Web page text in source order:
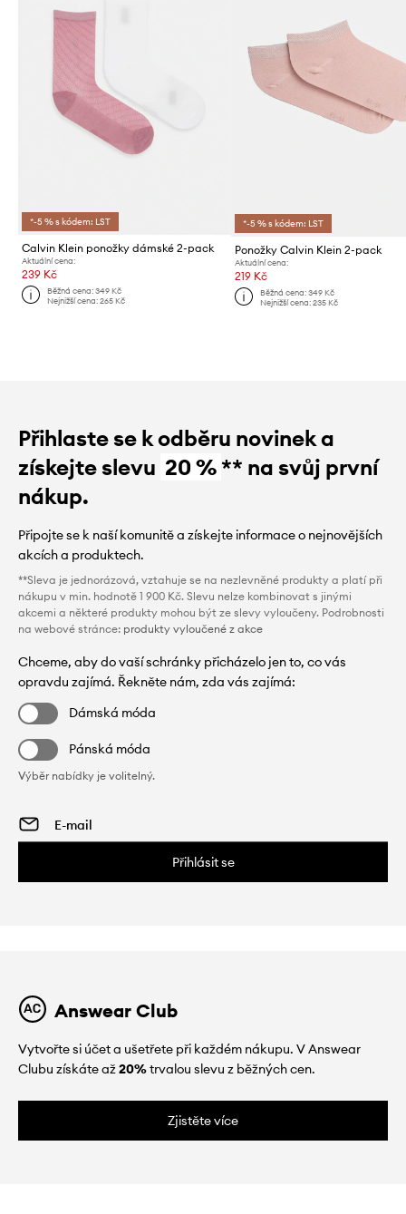
*-5 % s kódem: LST
Calvin Klein ponožky dámské 2-pack
Aktuální cena:
239 Kč
Běžná cena:349 Kč
Nejnižší cena:265 Kč
*-5 % s kódem: LST
Ponožky Calvin Klein 2-pack
Aktuální cena:
219 Kč
Běžná cena: 349 Kč
Nejnižší cena: 235 Kč
Přihlaste se k odběru novinek a
získejte slevu 20 %** na svůj první
nákup.
Připojte se k naší komunitě a získejte informace o nejnovějších
akcích a produktech.
**Sleva je jednorázová, vztahuje se na nezlevněné produkty a platí při
nákupu v min. hodnotě 1 900 Kč. Slevu nelze kombinovat s jinými
akcemi a některé produkty mohou být ze slevy vyloučeny. Podrobnosti
na webové stránce: produkty vyloučené z akce
Chceme, aby do vaší schránky přicházelo jen to, co vás
opravdu zajímá. Řekněte nám, zda vás zajímá:
Dámská móda
Pánská móda
Výběr nabídky je volitelný.
Přihlásit se
Answear Club
Vytvořte si účet a ušetřete při každém nákupu. V Answear
Clubu získáte až20%trvalou slevu z běžných cen.
Zjistěte více